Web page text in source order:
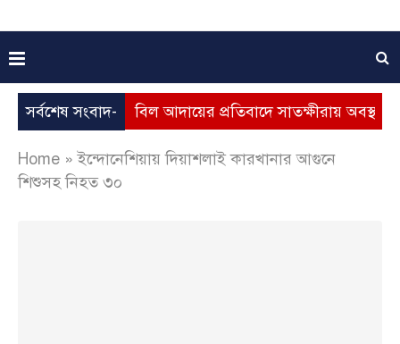
সর্বশেষ সংবাদ-
ভূতুড়ে বিল আদায়ের প্রতিবাদে সাতক্ষীরায় অবস্থান কর্মসূচি
Home »ইন্দোনেশিয়ায় দিয়াশলাই কারখানার আগুনে
শিশুসহ নিহত ৩০